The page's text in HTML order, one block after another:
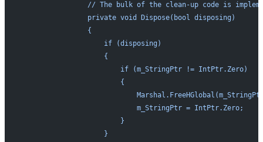
// The bulk of the clean-up code is
                private void Dispose(bool disposing)
                {
                    if (disposing)
                    {
                        if (m_StringPtr != IntPtr.Zero)
                        {
                            m_StringPtr = IntPtr.Zero;
                        }
                    }